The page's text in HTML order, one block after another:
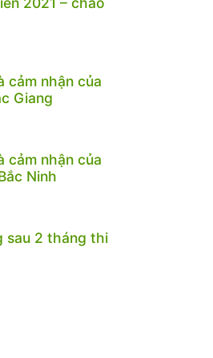
cảm nhận của
Giang
cảm nhận của
Ninh
sau 2 tháng thi